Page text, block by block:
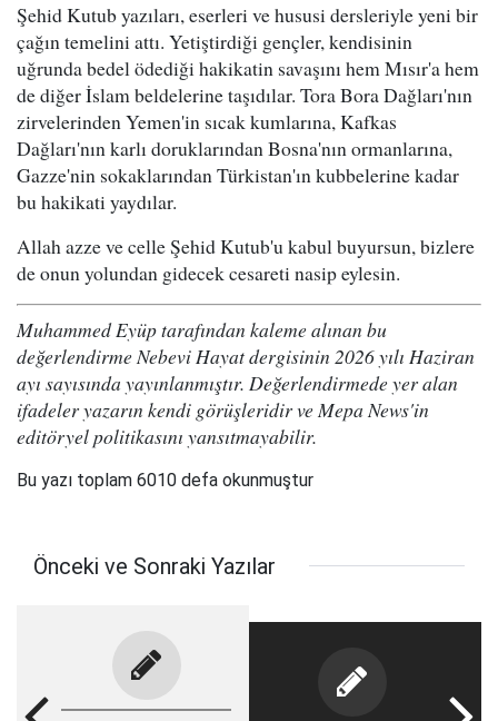
Şehid Kutub yazıları, eserleri ve hususi dersleriyle yeni bir
çağın temelini attı. Yetiştirdiği gençler, kendisinin
uğrunda bedel ödediği hakikatin savaşını hem Mısır'a hem
de diğer İslam beldelerine taşıdılar. Tora Bora Dağları'nın
zirvelerinden Yemen'in sıcak kumlarına, Kafkas
Dağları'nın karlı doruklarından Bosna'nın ormanlarına,
Gazze'nin sokaklarından Türkistan'ın kubbelerine kadar
bu hakikati yaydılar.
Allah azze ve celle Şehid Kutub'u kabul buyursun, bizlere
de onun yolundan gidecek cesareti nasip eylesin.
Muhammed Eyüp tarafından kaleme alınan bu
değerlendirme Nebevi Hayat dergisinin 2026 yılı Haziran
ayı sayısında yayınlanmıştır. Değerlendirmede yer alan
ifadeler yazarın kendi görüşleridir ve Mepa News'in
editöryel politikasını yansıtmayabilir.
Bu yazı toplam 6010 defa okunmuştur
Önceki ve Sonraki Yazılar